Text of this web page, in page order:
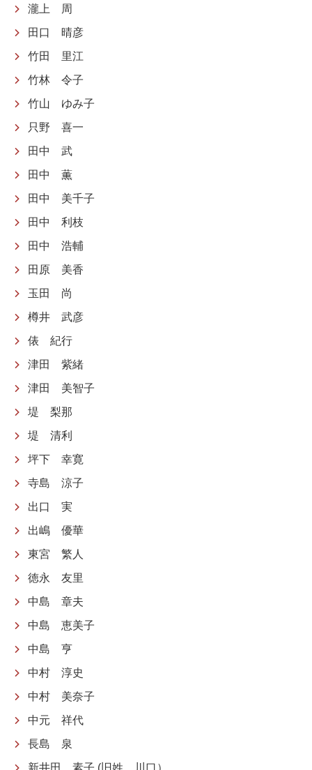
瀧上 周
田口 晴彦
竹田 里江
竹林 令子
竹山 ゆみ子
只野 喜一
田中 武
田中 薫
田中 美千子
田中 利枝
田中 浩輔
田原 美香
玉田 尚
樽井 武彦
俵 紀行
津田 紫緒
津田 美智子
堤 梨那
堤 清利
坪下 幸寛
寺島 涼子
出口 実
出嶋 優華
東宮 繁人
徳永 友里
中島 章夫
中島 恵美子
中島 亨
中村 淳史
中村 美奈子
中元 祥代
長島 泉
新井田 素子 (旧姓 川口）